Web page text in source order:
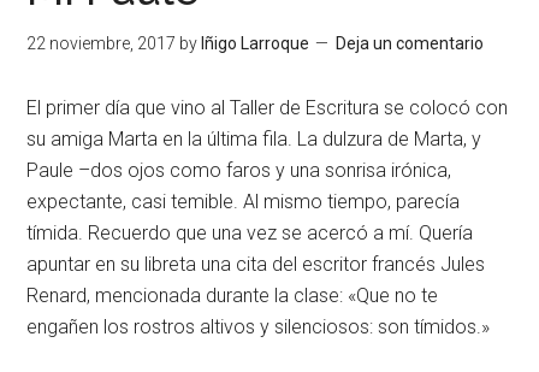
22 noviembre, 2017 by Iñigo Larroque Deja un comentario
El primer día que vino al Taller de Escritura se colocó con
su amiga Marta en la última fila. La dulzura de Marta, y
Paule –dos ojos como faros y una sonrisa irónica,
expectante, casi temible. Al mismo tiempo, parecía
tímida. Recuerdo que una vez se acercó a mí. Quería
apuntar en su libreta una cita del escritor francés Jules
Renard, mencionada durante la clase: «Que no te
engañen los rostros altivos y silenciosos: son tímidos.»